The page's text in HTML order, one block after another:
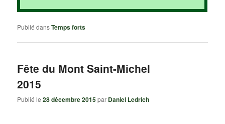
Publié dansTemps forts
Fête du Mont Saint-Michel
2015
Publié le28 décembre 2015par Daniel Ledrich